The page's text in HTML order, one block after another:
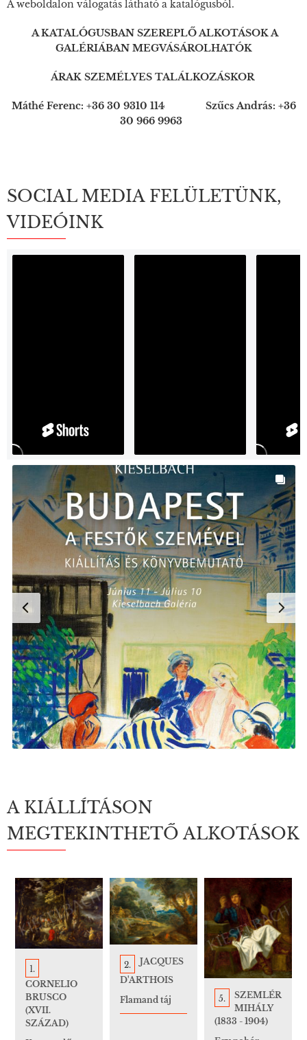
A weboldalon válogatás látható a katalógusból.
A KATALÓGUSBAN SZEREPLŐ ALKOTÁSOK A
GALÉRIÁBAN MEGVÁSÁROLHATÓK
ÁRAK SZEMÉLYES TALÁLKOZÁSKOR
Máthé Ferenc: +36 30 9310 114 Szűcs András: +36
30 966 9963
SOCIAL MEDIA FELÜLETÜNK,
VIDEÓINK
A KIÁLLÍTÁSON
MEGTEKINTHETŐ ALKOTÁSOK
1.
CORNELIO
BRUSCO
(XVII.
SZÁZAD)
2.
JACQUES
D'ARTHOIS
Flamand táj
5.
SZEMLÉR
MIHÁLY
(1833 - 1904)